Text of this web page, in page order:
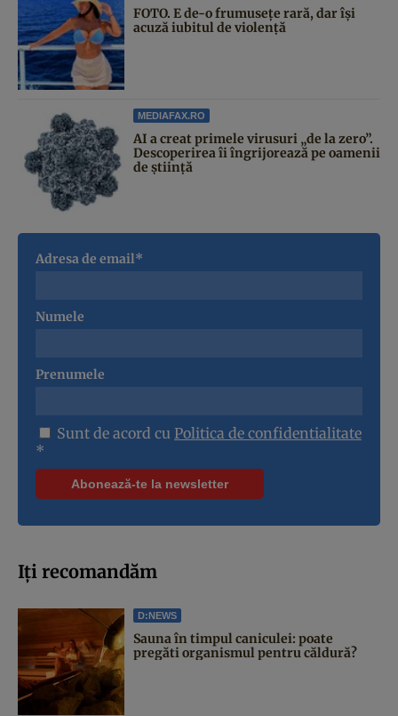
FOTO. E de-o frumusețe rară, dar își
acuză iubitul de violență
MEDIAFAX.RO
AI a creat primele virusuri „de la zero”.
Descoperirea îi îngrijorează pe oamenii
de știință
Adresa de email*
Numele
Prenumele
Sunt de acord cu Politica de confidentialitate
*
Iți recomandăm
D:NEWS
Sauna în timpul caniculei: poate
pregăti organismul pentru căldură?